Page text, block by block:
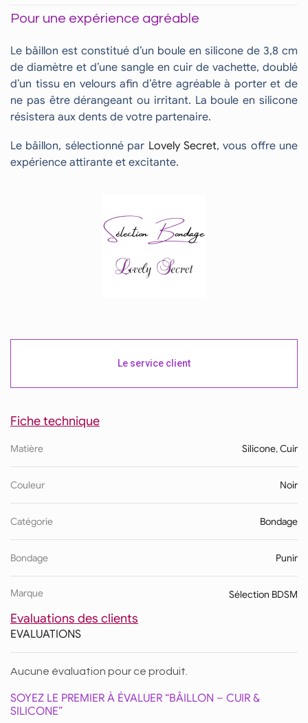
Pour une expérience agréable
Le bâillon est constitué d’un boule en silicone de 3,8 cm
de diamètre et d’une sangle en cuir de vachette, doublé
d’un tissu en velours afin d’être agréable à porter et de
ne pas être dérangeant ou irritant. La boule en silicone
résistera aux dents de votre partenaire.
Le bâillon, sélectionné par Lovely Secret, vous offre une
expérience attirante et excitante.
Le service client
Fiche technique
Matière Silicone,Cuir
Couleur Noir
Catégorie Bondage
Bondage Punir
Marque Sélection BDSM
Evaluations des clients
EVALUATIONS
Aucune évaluation pour ce produit.
SOYEZ LE PREMIER À ÉVALUER “BÂILLON – CUIR &
SILICONE”